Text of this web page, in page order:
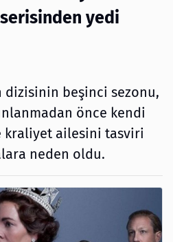
serisinden yedi
dizisinin beşinci sezonu,
önce kendi
kraliyet ailesini tasviri
neden oldu.